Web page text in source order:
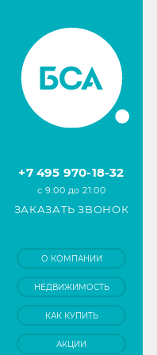
+7 495 970-18-32
с 9:00 до 21:00
ЗАКАЗАТЬ ЗВОНОК
О КОМПАНИИ
НЕДВИЖИМОСТЬ
КАК КУПИТЬ
АКЦИИ